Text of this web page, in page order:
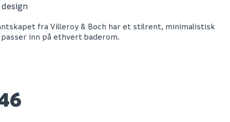
ii 12
Elfa knekt klikk-inn
40, hvit
fra Villeroy & Boch har et stilrent, minimalistisk
inn på ethvert baderom.